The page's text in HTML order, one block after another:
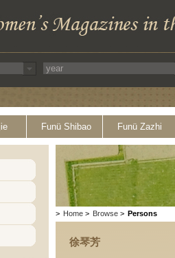
Funü Shibao Funü Zazhi
> Home > Browse > Persons
徐琴芳